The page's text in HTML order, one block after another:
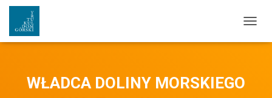
WŁADCA DOLINY MORSKIEGO